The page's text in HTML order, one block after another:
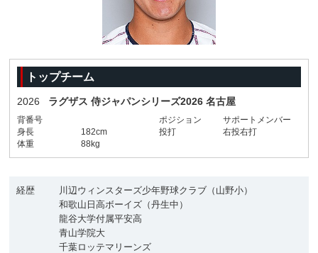
トップチーム
2026 ラグザス 侍ジャパンシリーズ2026 名古屋
背番号 ポジション
サポートメンバー
身長
182cm 投打
右投右打
体重
88kg
経歴
川辺ウィンスターズ少年野球クラブ（山野小）
和歌山日高ボーイズ（丹生中）
龍谷大学付属平安高
青山学院大
千葉ロッテマリーンズ